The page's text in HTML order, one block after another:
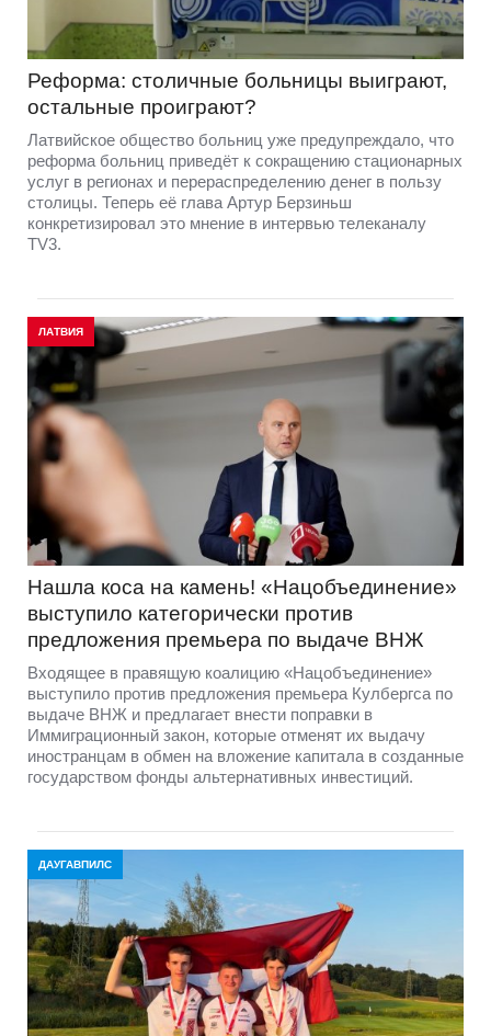
Реформа: столичные больницы выиграют,
остальные проиграют?
Латвийское общество больниц уже предупреждало, что
реформа больниц приведёт к сокращению стационарных
услуг в регионах и перераспределению денег в пользу
столицы. Теперь её глава Артур Берзиньш
конкретизировал это мнение в интервью телеканалу
TV3.
ЛАТВИЯ
Нашла коса на камень! «Нацобъединение»
выступило категорически против
предложения премьера по выдаче ВНЖ
Входящее в правящую коалицию «Нацобъединение»
выступило против предложения премьера Кулбергса по
выдаче ВНЖ и предлагает внести поправки в
Иммиграционный закон, которые отменят их выдачу
иностранцам в обмен на вложение капитала в созданные
государством фонды альтернативных инвестиций.
ДАУГАВПИЛС